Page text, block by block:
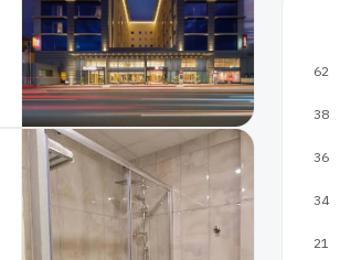
62
38
36
34
21